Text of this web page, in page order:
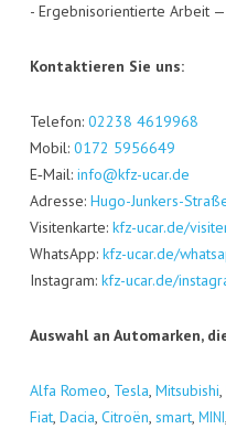
- Ergeb­nis­ori­en­tier­te Arbeit —
Kon­tak­tie­ren Sie uns:
Tele­fon: 02238 4619968
Mobil: 0172 5956649
E‑Mail: info@kfz-ucar.de
Adres­se: Hugo-Jun­kers-
Visi­ten­kar­te: kfz-ucar.de/
Whats­App: kfz-ucar.de/
Insta­gram: kfz-ucar.de/
Aus­wahl an Auto­mar­ken,
Alfa Romeo, Tes­la, Mitsu­bi­shi,
Fiat, Dacia, Citro­ën, smart, MINI,